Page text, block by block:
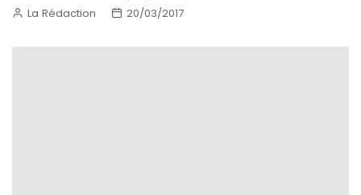
La Rédaction 20/03/2017